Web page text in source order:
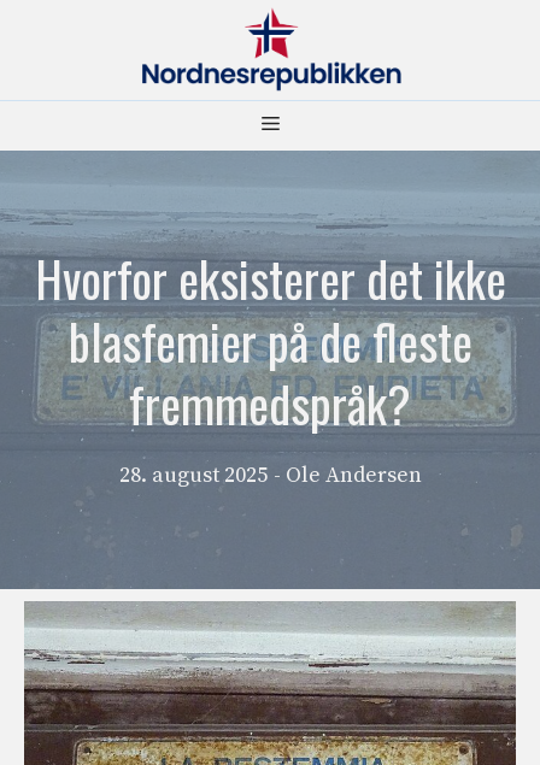
Meny
Hvorfor eksisterer det ikke
blasfemier på de fleste
fremmedspråk?
28. august 2025 - Ole Andersen